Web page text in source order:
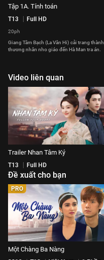
Tập 1A. Tính toán
T13 Full HD
20ph
Giang Tâm Bạch (La Vân Hi) cải trang thành
thương nhân nho giáo đến Hà Man tra án.
Video liên quan
Trailer Nhan Tâm Ký
T13 Full HD
Đề xuất cho bạn
PRO
Một Chàng Ba Nàng